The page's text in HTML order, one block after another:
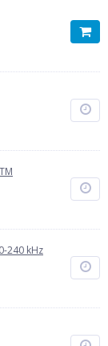
240 kHz